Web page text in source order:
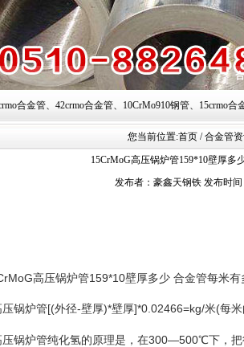
金管、42crmo合金管、10CrMo910钢管、15crmo合
您当前位置:首页 / 合金管
15CrMoG高压锅炉管159*10壁厚多
发布者：豪鑫天钢铁 发布时间
压锅炉管159*10壁厚多少 合金管每米有
锅炉管[(外径-壁厚)*壁厚]*0.02466=kg/米(每
锅炉管纯化氢的原理是，在300—500℃下，